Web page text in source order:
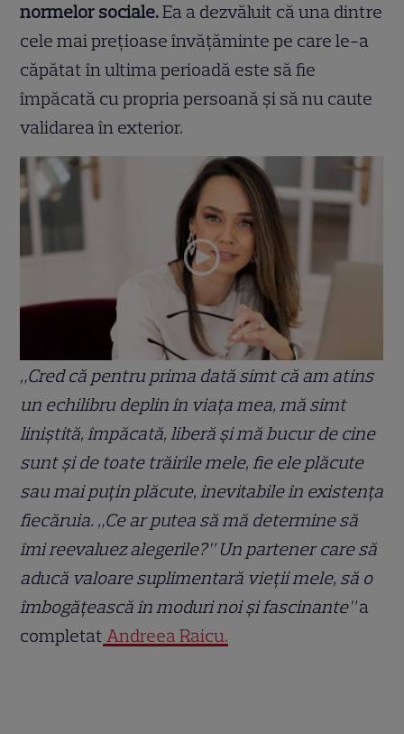
normelor sociale.Ea a dezvăluit că una dintre
cele mai prețioase învățăminte pe care le-a
căpătat în ultima perioadă este să fie
împăcată cu propria persoană și să nu caute
validarea în exterior.
„Cred că pentru prima dată simt că am atins
un echilibru deplin în viața mea, mă simt
liniștită, împăcată, liberă și mă bucur de cine
sunt și de toate trăirile mele, fie ele plăcute
sau mai puțin plăcute, inevitabile în existența
fiecăruia. „Ce ar putea să mă determine să
îmi reevaluez alegerile?” Un partener care să
aducă valoare suplimentară vieții mele, să o
îmbogățească în moduri noi și fascinante”a
completat Andreea Raicu.